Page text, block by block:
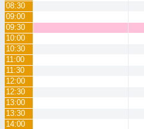
08:30
09:00
09:30
10:00
10:30
11:00
11:30
12:00
12:30
13:00
13:30
14:00